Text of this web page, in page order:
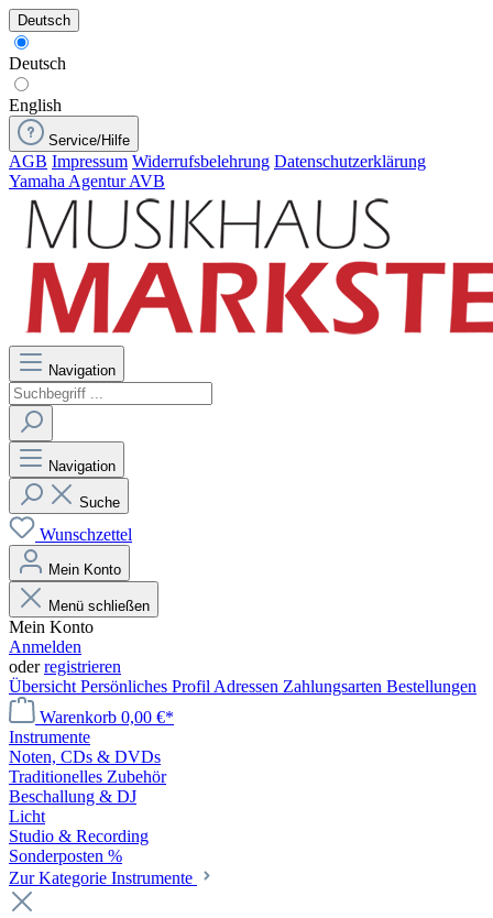
Deutsch
Deutsch
English
Service/Hilfe
AGB Impressum Widerrufsbelehrung Datenschutzerklärung
Yamaha Agentur AVB
Navigation
Navigation
Suche
Wunschzettel
Mein Konto
Menü schließen
Mein Konto
Anmelden
oderregistrieren
Übersicht Persönliches Profil Adressen Zahlungsarten Bestellungen
Warenkorb 0,00 €*
Instrumente
Noten, CDs & DVDs
Traditionelles Zubehör
Beschallung & DJ
Licht
Studio & Recording
Sonderposten %
Zur Kategorie Instrumente